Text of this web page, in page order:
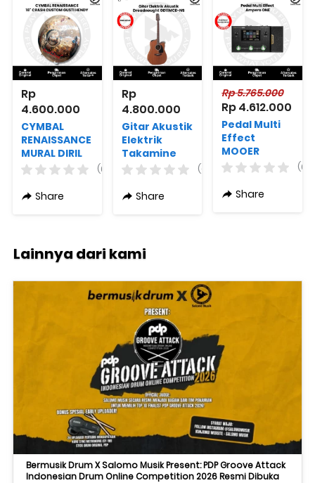
Rp
4.600.000
CYMBAL
RENAISSANCE
MURAL DIRIL
18" CRASH
GUSTI HENDY
(0)
Share
Rp
4.800.000
Gitar Akustik
Elektrik
Takamine
GD11MCE-NS
Dreadnought
(0)
Share
Rp 5.765.000
Rp 4.612.000
Pedal Multi
Effect
MOOER
GE200
(0)
Share
Lainnya dari kami
Bermusik Drum X Salomo Musik Present: PDP Groove Attack
Indonesian Drum Online Competition 2026 Resmi Dibuka